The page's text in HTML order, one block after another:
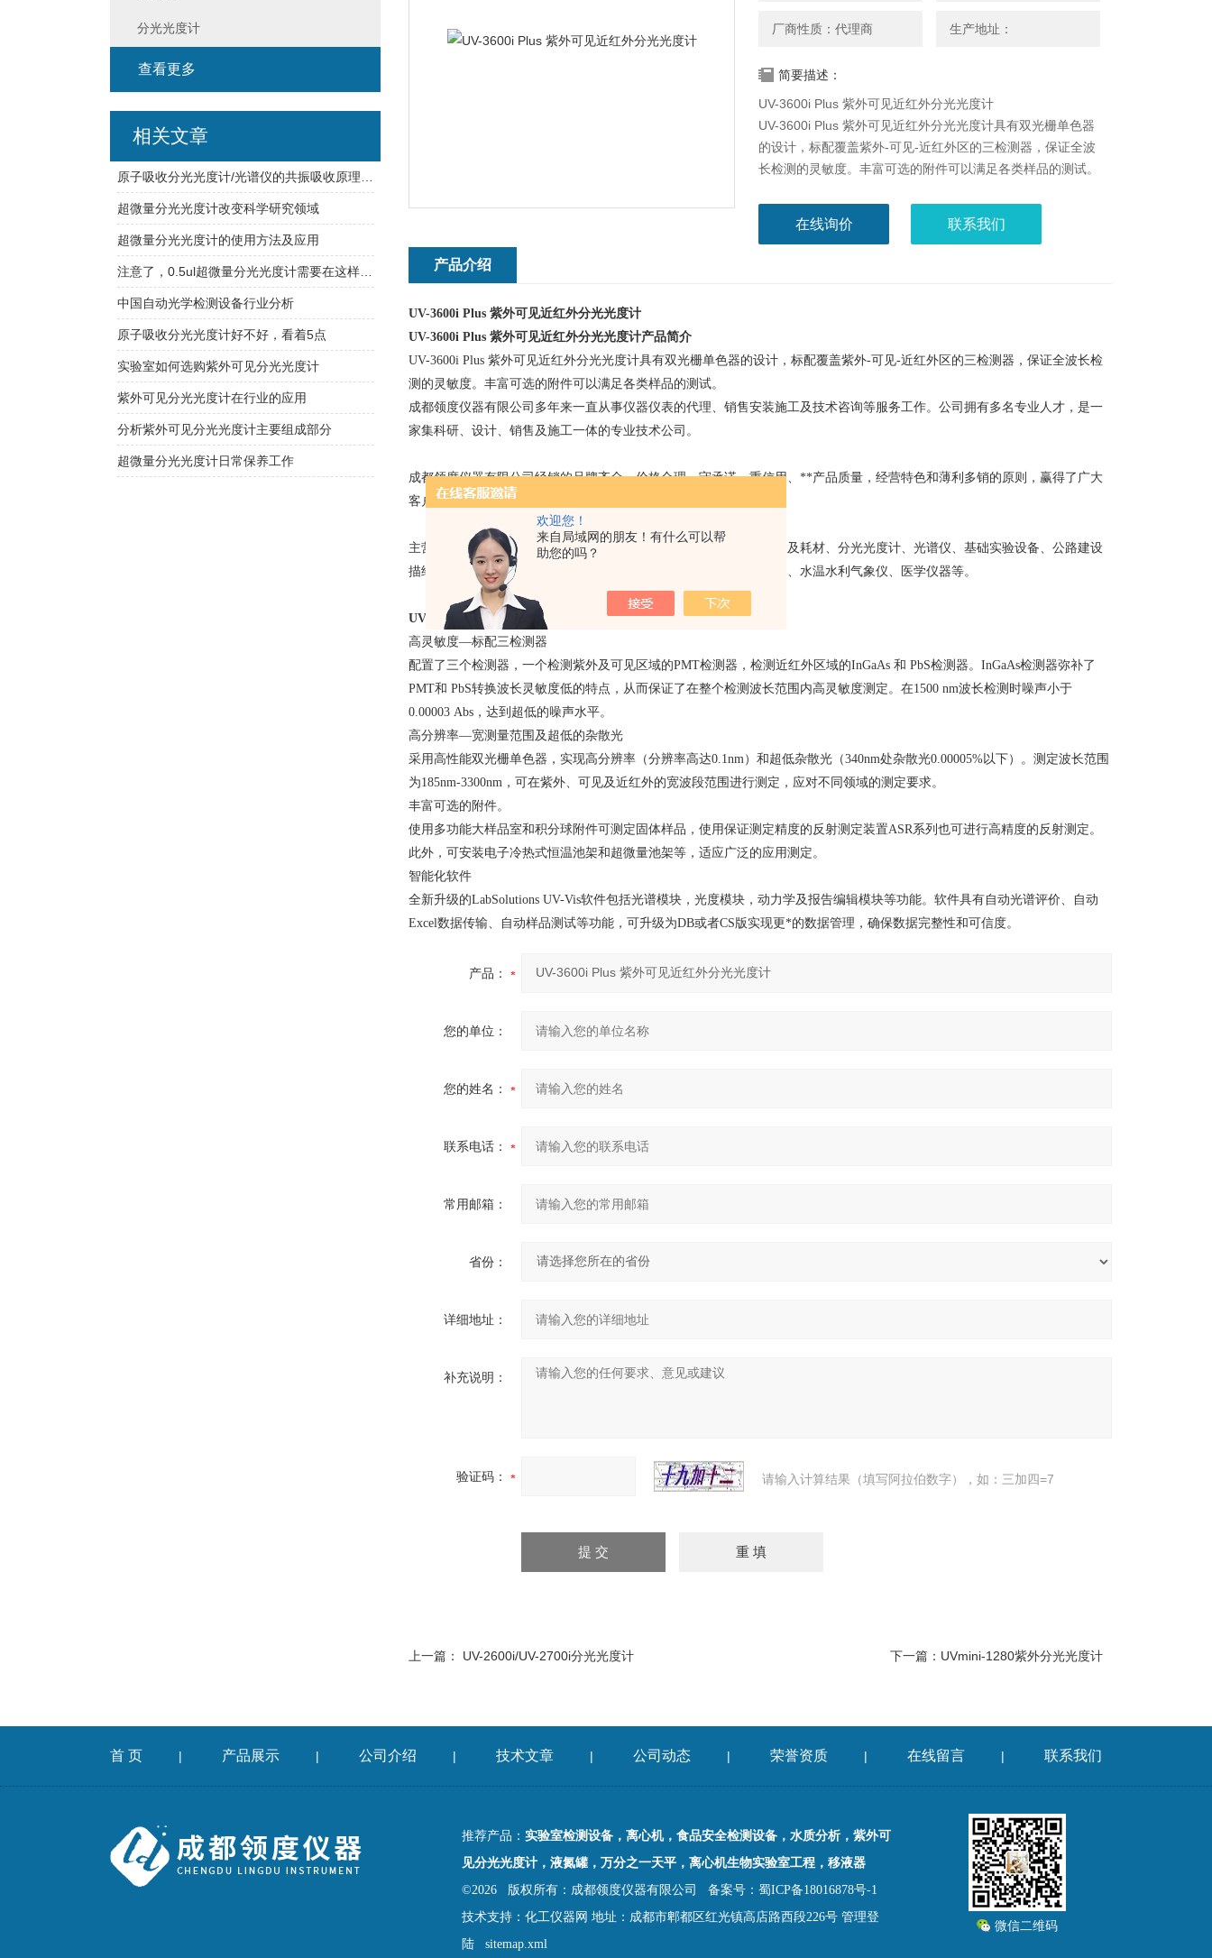
欢迎您！
来自局域网的朋友！有什么可以帮
助您的吗？
厂商性质：代理商 生产地址：
简要描述：
UV-3600i Plus 紫外可见近红外分光光度计
UV-3600i Plus 紫外可见近红外分光光度计具有双光栅单色器
的设计，标配覆盖紫外-可见-近红外区的三检测器，保证全波
长检测的灵敏度。丰富可选的附件可以满足各类样品的测试。
一家集科研、设计、销售及施工一体的专业技术公司
在线询价 联系我们
产品介绍
UV-3600i Plus 紫外可见近红外分光光度计
UV-3600i Plus 紫外可见近红外分光光度计产品简介
UV-3600i Plus 紫外可见近红外分光光度计具有双光栅单色器的设计，标配覆盖紫外-可见-近红外区的三检测器，保证全波长检
测的灵敏度。丰富可选的附件可以满足各类样品的测试。
成都领度仪器有限公司多年来一直从事仪器仪表的代理、销售安装施工及技术咨询等服务工作。公司拥有多名专业人才，是一
家集科研、设计、销售及施工一体的专业技术公司。
成都领度仪器有限公司经销的品牌齐全、价格合理。守承诺、重信用、 **产品质量，经营特色和薄利多销的原则，赢得了广大
客户的信任。
主营产品有：水质分析仪器、环境检测仪器、气体监测仪器、色谱仪及耗材、分光光度计、光谱仪、基础实验设备、公路建设
描绘仪器、农业食品仪器、无损电力仪器、畜牧仪器、生命科学仪器、水温水利气象仪、医学仪器等。
UV-3600i Plus 紫外可见近红外分光光度计产品特点
高灵敏度—标配三检测器
配置了三个检测器，一个检测紫外及可见区域的PMT检测器，检测近红外区域的InGaAs 和 PbS检测器。InGaAs检测器弥补了
PMT和 PbS转换波长灵敏度低的特点，从而保证了在整个检测波长范围内高灵敏度测定。在1500 nm波长检测时噪声小于
0.00003 Abs，达到超低的噪声水平。
高分辨率—宽测量范围及超低的杂散光
采用高性能双光栅单色器，实现高分辨率（分辨率高达0.1nm）和超低杂散光（340nm处杂散光0.00005%以下）。测定波长范围
为185nm-3300nm，可在紫外、可见及近红外的宽波段范围进行测定，应对不同领域的测定要求。
丰富可选的附件。
使用多功能大样品室和积分球附件可测定固体样品，使用保证测定精度的反射测定装置ASR系列也可进行高精度的反射测定。
此外，可安装电子冷热式恒温池架和超微量池架等，适应广泛的应用测定。
智能化软件
全新升级的LabSolutions UV-Vis软件包括光谱模块，光度模块，动力学及报告编辑模块等功能。软件具有自动光谱评价、自动
Excel数据传输、自动样品测试等功能，可升级为DB或者CS版实现更*的数据管理，确保数据完整性和可信度。
产品：
您的单位：
您的姓名：
联系电话：
常用邮箱：
省份：
详细地址：
补充说明：
验证码： 请输入计算结果（填写阿拉伯数字），如：三加四=7
上一篇： UV-2600i/UV-2700i分光光度计 下一篇： UVmini-1280紫外分光光度计
分光光度计
查看更多
相关文章
超微量分光光度计改变科学研究领域
超微量分光光度计的使用方法及应用
注意了，0.5ul超微量分光光度计需要在这样的环境中工作
中国自动光学检测设备行业分析
原子吸收分光光度计好不好，看着5点
实验室如何选购紫外可见分光光度计
紫外可见分光光度计在行业的应用
分析紫外可见分光光度计主要组成部分
超微量分光光度计日常保养工作
首 页 | 产品展示 | 公司介绍 | 技术文章 | 公司动态 | 荣誉资质 | 在线留言 | 联系我们
推荐产品： 实验室检测设备，离心机，食品安全检测设备，水质分析，紫外可
见分光光度计，液氮罐，万分之一天平，离心机生物实验室工程，移液器
©2026 版权所有：成都领度仪器有限公司 备案号：蜀ICP备18016878号-1
技术支持： 化工仪器网 地址：成都市郫都区红光镇高店路西段226号 管理登
陆
sitemap.xml
微信二维码